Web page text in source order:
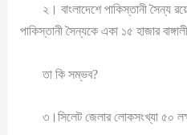
২। বাংলাদেশে পাকিস্তানী সৈন্য
পাকিস্তানী সৈন্যকে একা ১৫ হাজার
তা কি সম্ভব?
৩।সিলেট জেলার লোকসংখ্যা ৫০